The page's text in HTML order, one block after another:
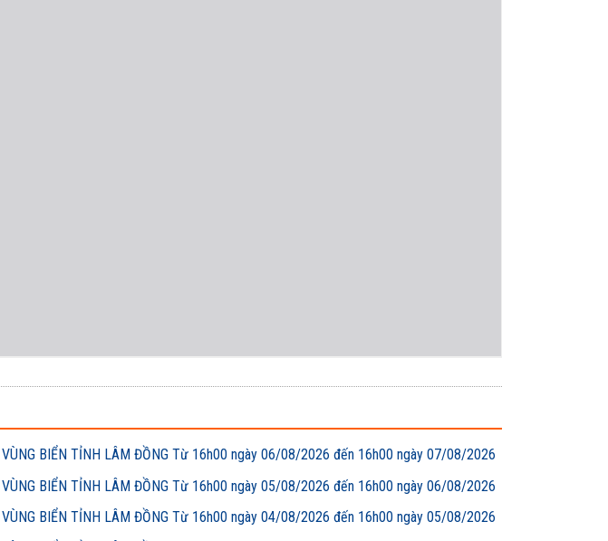
VÙNG BIỂN TỈNH LÂM ĐỒNG Từ 16h00 ngày 06/08/2026 đến 16h00 ngày 07/08/2026
BIỂN TỈNH LÂM ĐỒNG Từ 16h00 ngày 05/08/2026 đến 16h00 ngày 06/08/2026
VÙNG BIỂN TỈNH LÂM ĐỒNG Từ 16h00 ngày 04/08/2026 đến 16h00 ngày 05/08/2026